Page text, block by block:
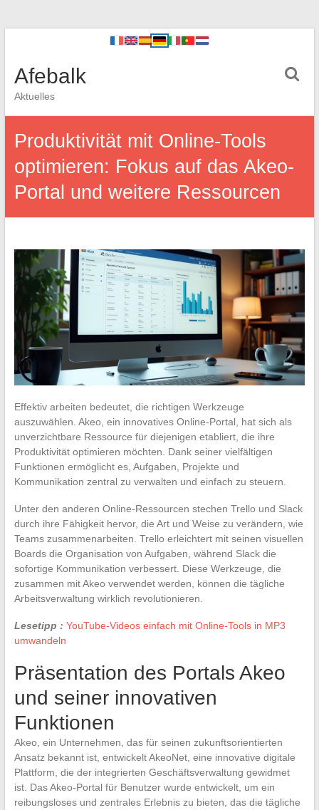
Afebalk
Aktuelles
Produktivität mit Online-Tools
optimieren: Fokus auf das Akeo-
Portal und weitere Ressourcen
Effektiv arbeiten bedeutet, die richtigen Werkzeuge
auszuwählen. Akeo, ein innovatives Online-Portal, hat sich als
unverzichtbare Ressource für diejenigen etabliert, die ihre
Produktivität optimieren möchten. Dank seiner vielfältigen
Funktionen ermöglicht es, Aufgaben, Projekte und
Kommunikation zentral zu verwalten und einfach zu steuern.
Unter den anderen Online-Ressourcen stechen Trello und Slack
durch ihre Fähigkeit hervor, die Art und Weise zu verändern, wie
Teams zusammenarbeiten. Trello erleichtert mit seinen visuellen
Boards die Organisation von Aufgaben, während Slack die
sofortige Kommunikation verbessert. Diese Werkzeuge, die
zusammen mit Akeo verwendet werden, können die tägliche
Arbeitsverwaltung wirklich revolutionieren.
Lesetipp : YouTube-Videos einfach mit Online-Tools in MP3
umwandeln
Präsentation des Portals Akeo
und seiner innovativen
Funktionen
Akeo, ein Unternehmen, das für seinen zukunftsorientierten
Ansatz bekannt ist, entwickelt AkeoNet, eine innovative digitale
Plattform, die der integrierten Geschäftsverwaltung gewidmet
ist. Das Akeo-Portal für Benutzer wurde entwickelt, um ein
reibungsloses und zentrales Erlebnis zu bieten, das die tägliche